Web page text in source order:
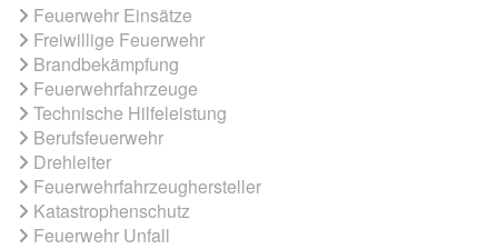
Feuerwehr Einsätze
Freiwillige Feuerwehr
Brandbekämpfung
Feuerwehrfahrzeuge
Technische Hilfeleistung
Berufsfeuerwehr
Drehleiter
Feuerwehrfahrzeughersteller
Katastrophenschutz
Feuerwehr Unfall